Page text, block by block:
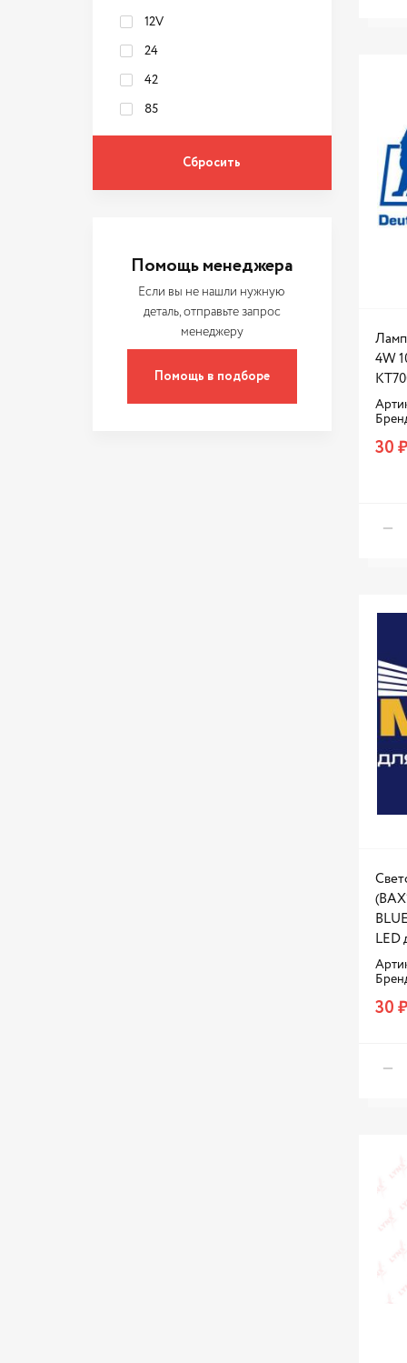
FENOX
FORD
FORTLUFT
GEELY
GENERAL MOTORS
GREAT WALL
HYUNDAI / KIA
KRAFT
12V
24
42
85
Помощь менеджера
Если вы не нашли нужную
деталь, отправьте запрос
менеджеру
Помощь в подборе
4W
30 ₽
LED
30 ₽